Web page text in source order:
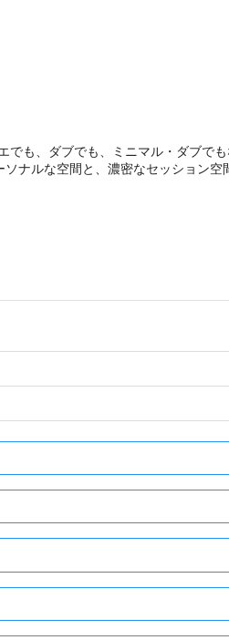
も、ダブでも、ミニマル・ダブで
ナルな空間と、濃密なセッション空